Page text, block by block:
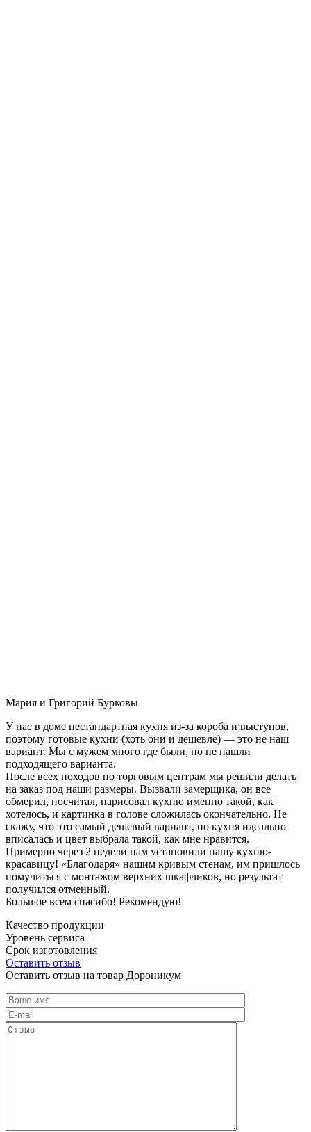
Мария и Григорий Бурковы
У нас в доме нестандартная кухня из-за короба и выступов,
поэтому готовые кухни (хоть они и дешевле) — это не наш
вариант. Мы с мужем много где были, но не нашли
подходящего варианта.
После всех походов по торговым центрам мы решили делать
на заказ под наши размеры. Вызвали замерщика, он все
обмерил, посчитал, нарисовал кухню именно такой, как
хотелось, и картинка в голове сложилась окончательно. Не
скажу, что это самый дешевый вариант, но кухня идеально
вписалась и цвет выбрала такой, как мне нравится.
Примерно через 2 недели нам установили нашу кухню-
красавицу! «Благодаря» нашим кривым стенам, им пришлось
помучиться с монтажом верхних шкафчиков, но результат
получился отменный.
Большое всем спасибо! Рекомендую!
Качество продукции
Уровень сервиса
Срок изготовления
Оставить отзыв
Оставить отзыв на товар Дороникум